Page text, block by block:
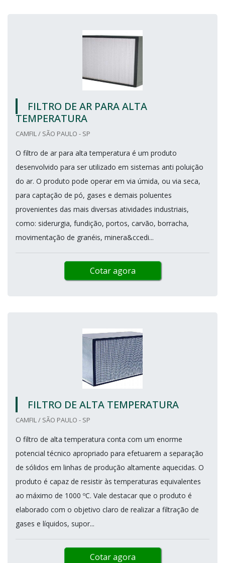
FILTRO DE AR PARA ALTA
TEMPERATURA
CAMFIL / SÃO PAULO - SP
O filtro de ar para alta temperatura é um produto
desenvolvido para ser utilizado em sistemas anti poluição
do ar. O produto pode operar em via úmida, ou via seca,
para captação de pó, gases e demais poluentes
provenientes das mais diversas atividades industriais,
como: siderurgia, fundição, portos, carvão, borracha,
movimentação de granéis, minera&ccedi...
Cotar agora
FILTRO DE ALTA TEMPERATURA
CAMFIL / SÃO PAULO - SP
O filtro de alta temperatura conta com um enorme
potencial técnico apropriado para efetuarem a separação
de sólidos em linhas de produção altamente aquecidas. O
produto é capaz de resistir às temperaturas equivalentes
ao máximo de 1000 ºC. Vale destacar que o produto é
elaborado com o objetivo claro de realizar a filtração de
gases e líquidos, supor...
Cotar agora